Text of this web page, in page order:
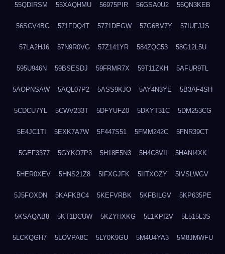
55QDIRSM 55XAQHMU 56975PIR 56GSA0U2 56QN3KEB
56SCV4BG 571FDQ4T 5771DEGW 57G6BV7Y 57IUFJJS
57LA2HJ6 57N9R0VG 57Z141YR 584ZQC53 58G12L5U
595U946N 59BSESDJ 59FRMR7X 59T11ZKH 5AFUR9TL
5AOPNSAW 5AQL07P2 5ASS9KJO 5AY4N3YE 5B3AF4SH
5CDCU7YL 5CWV233T 5DFYUFZ0 5DKYT31C 5DM253CG
5E4JC1TI 5EXK7A7W 5F447S51 5FMM242C 5FNR39CT
5GEF3377 5GYKO7P3 5H18E5N3 5H4C8VII 5HANI4XK
5HER0XEV 5HNS21Z8 5IFXGJFK 5IITXOZY 5IVSLWGV
5J5FOXDN 5KAFKBC4 5KEFVRBK 5KFBILGV 5KP635PE
5KSAQAB8 5KT1DCUW 5KZYHXKG 5L1KPI2V 5L515L3S
5LCKQGH7 5LOVPA8C 5LY0K9GU 5M4U4YA3 5M8JMWFU